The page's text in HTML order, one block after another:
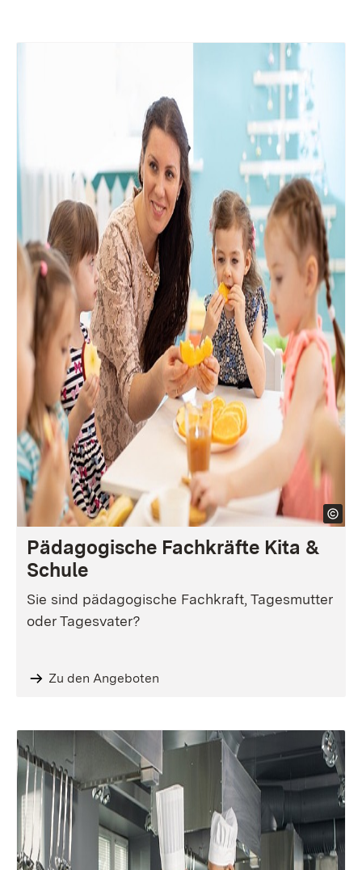
Pädagogische Fach­kräfte Kita &
Schule
Sie sind pädagogische Fachkraft, Tagesmutter
oder Tagesvater?
Zu den Angeboten